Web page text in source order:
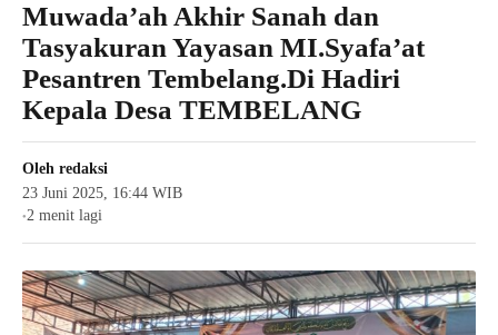
Muwada’ah Akhir Sanah dan
Tasyakuran Yayasan MI.Syafa’at
Pesantren Tembelang.Di Hadiri
Kepala Desa TEMBELANG
Oleh redaksi
23 Juni 2025, 16:44 WIB
●2 menit lagi